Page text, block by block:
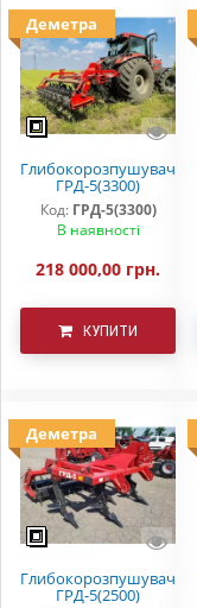
Деметра
Глибокорозпушувач
ГРД-5(3300)
Код: ГРД-5(3300)
В наявності
218 000,00 грн.
КУПИТИ
Деметра
Глибокорозпушувач
ГРД-5(2500)